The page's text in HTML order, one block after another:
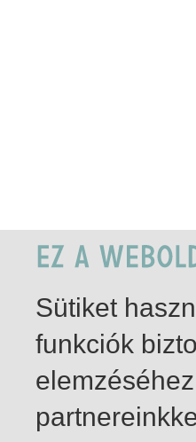
Sütiket
funkciók